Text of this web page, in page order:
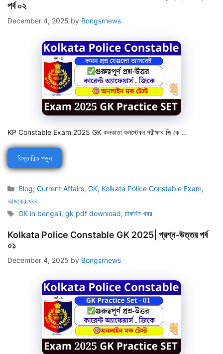
পর্ব ০২
December 4, 2025 by Bongsrnews
KP Constable Exam 2025 GK কলকাতা কনস্টেবল পরীক্ষার জি কে …
বিস্তারিত পড়ুন
Categories
Blog,Current Affairs,GK, Kolkata Police Constable Exam,
আজকের খবর
Tags
GK in bengali,gk pdf download,চাকরির খবর
Kolkata Police Constable GK 2025| প্রশ্ন-উত্তর পর্ব
০১
December 4, 2025 by Bongsrnews